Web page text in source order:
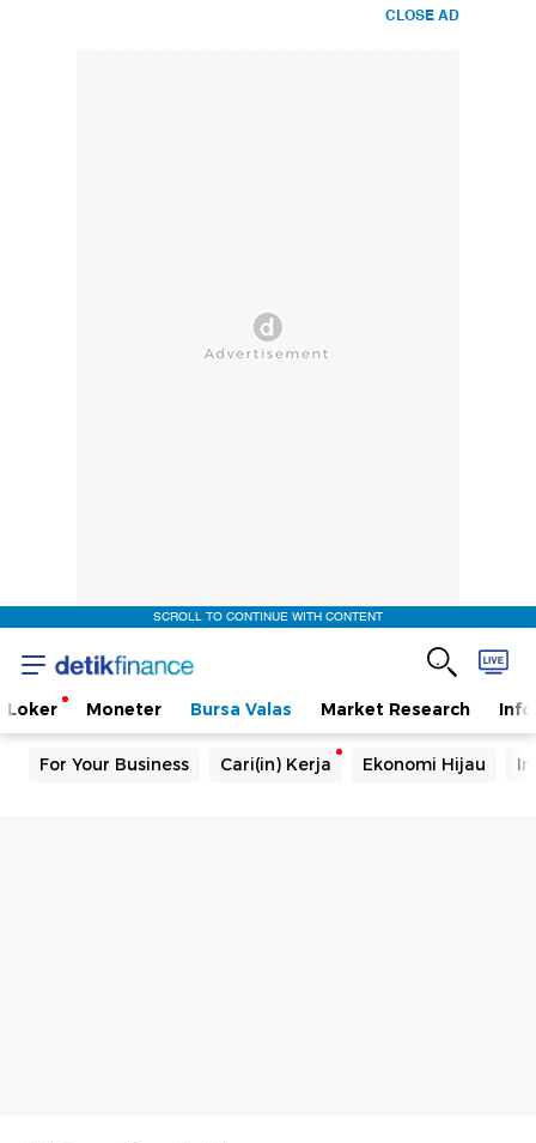
CLOSE AD
SCROLL TO CONTINUE WITH CONTENT
Loker Moneter Bursa Valas Market Research
For Your Business Cari(in) Kerja Ekonomi Hijau